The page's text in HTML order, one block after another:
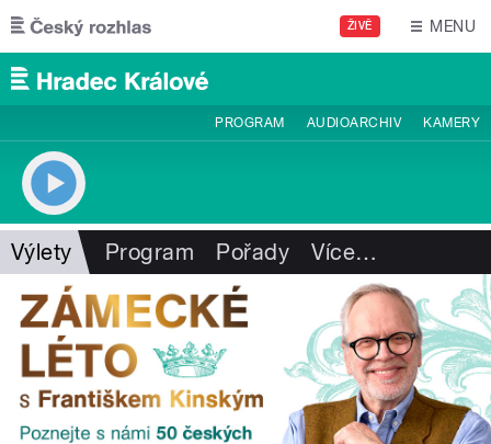
Přejít k hlavnímu obsahu
ŽIVĚ MENU
PROGRAM AUDIOARCHIV KAMERY
Výlety Program Pořady Více…